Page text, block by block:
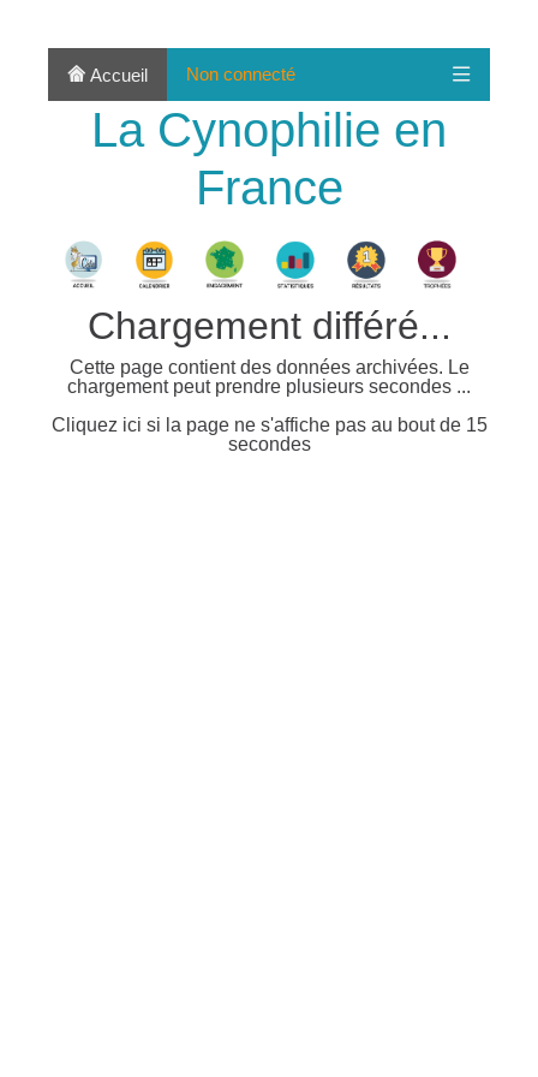
Accueil Non connecté
La Cynophilie en
France
Chargement différé...
Cette page contient des données archivées. Le
chargement peut prendre plusieurs secondes ...
Cliquez ici si la page ne s'affiche pas au bout de 15
secondes